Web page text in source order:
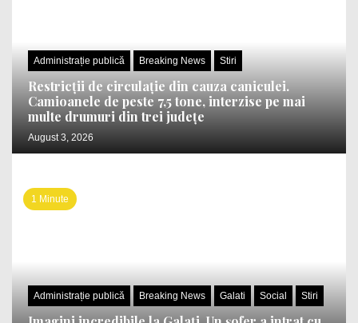
Administrație publică Breaking News Stiri
Restricții de circulație din cauza caniculei.
Camioanele de peste 7,5 tone, interzise pe mai
multe drumuri din trei județe
August 3, 2026
1 Minute
Administrație publică Breaking News Galati Social Stiri